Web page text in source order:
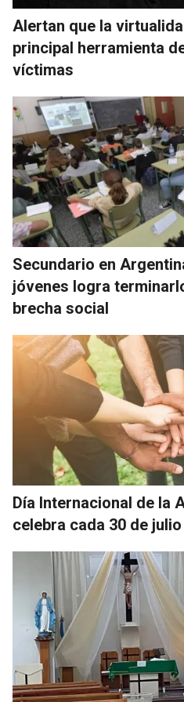
Alertan que la
principal herramienta
víctimas
Secundario en
jóvenes logra
brecha social
Día Internacional de la
celebra cada 30 de julio